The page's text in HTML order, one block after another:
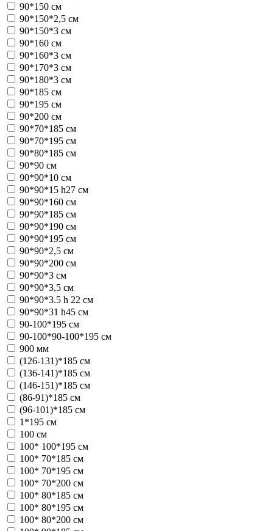
90*150 см
90*150*2,5 см
90*150*3 см
90*160 см
90*160*3 см
90*170*3 см
90*180*3 см
90*185 см
90*195 см
90*200 см
90*70*185 см
90*70*195 см
90*80*185 см
90*90 см
90*90*10 см
90*90*15 h27 см
90*90*160 см
90*90*185 см
90*90*190 см
90*90*195 см
90*90*2,5 см
90*90*200 см
90*90*3 см
90*90*3,5 см
90*90*3.5 h 22 см
90*90*31 h45 см
90-100*195 см
90-100*90-100*195 см
900 мм
(126-131)*185 см
(136-141)*185 см
(146-151)*185 см
(86-91)*185 см
(96-101)*185 см
1*195 см
100 см
100* 100*195 см
100* 70*185 см
100* 70*195 см
100* 70*200 см
100* 80*185 см
100* 80*195 см
100* 80*200 см